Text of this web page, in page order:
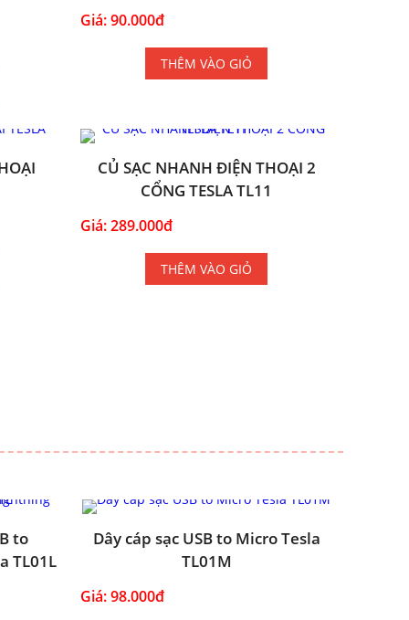
Giá: 90.000đ
THÊM VÀO GIỎ
CỦ SẠC NHANH ĐIỆN THOẠI 2
CỔNG TESLA TL11
Giá: 289.000đ
THÊM VÀO GIỎ
to
TL01L
Dây cáp sạc USB to Micro Tesla
TL01M
Giá: 98.000đ